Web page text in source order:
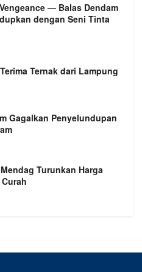
— Balas Dendam
dengan Seni Tinta
Ternak dari Lampung
Gagalkan Penyelundupan
Turunkan Harga